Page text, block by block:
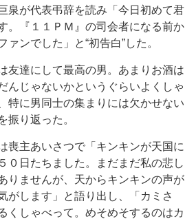
泉が代表弔辞を読み「今日初めて君
。『１１ＰＭ』の司会者になる前か
ァンでした」と“初告白”した。
友達にして最高の男。あまりお酒は
んじゃないかというぐらいよくしゃ
特に男同士の集まりには欠かせない
振り返った。
喪主あいさつで「キンキンが天国に
０日たちました。まだまだ私の悲し
りませんが、天からキンキンの声が
がします」と語り出し、「カミさ
くしゃべって。めそめそするのはカ